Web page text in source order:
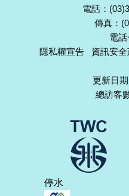
電話：
傳真：
電
隱私權宣告
資訊安
更新日
總訪客
停水